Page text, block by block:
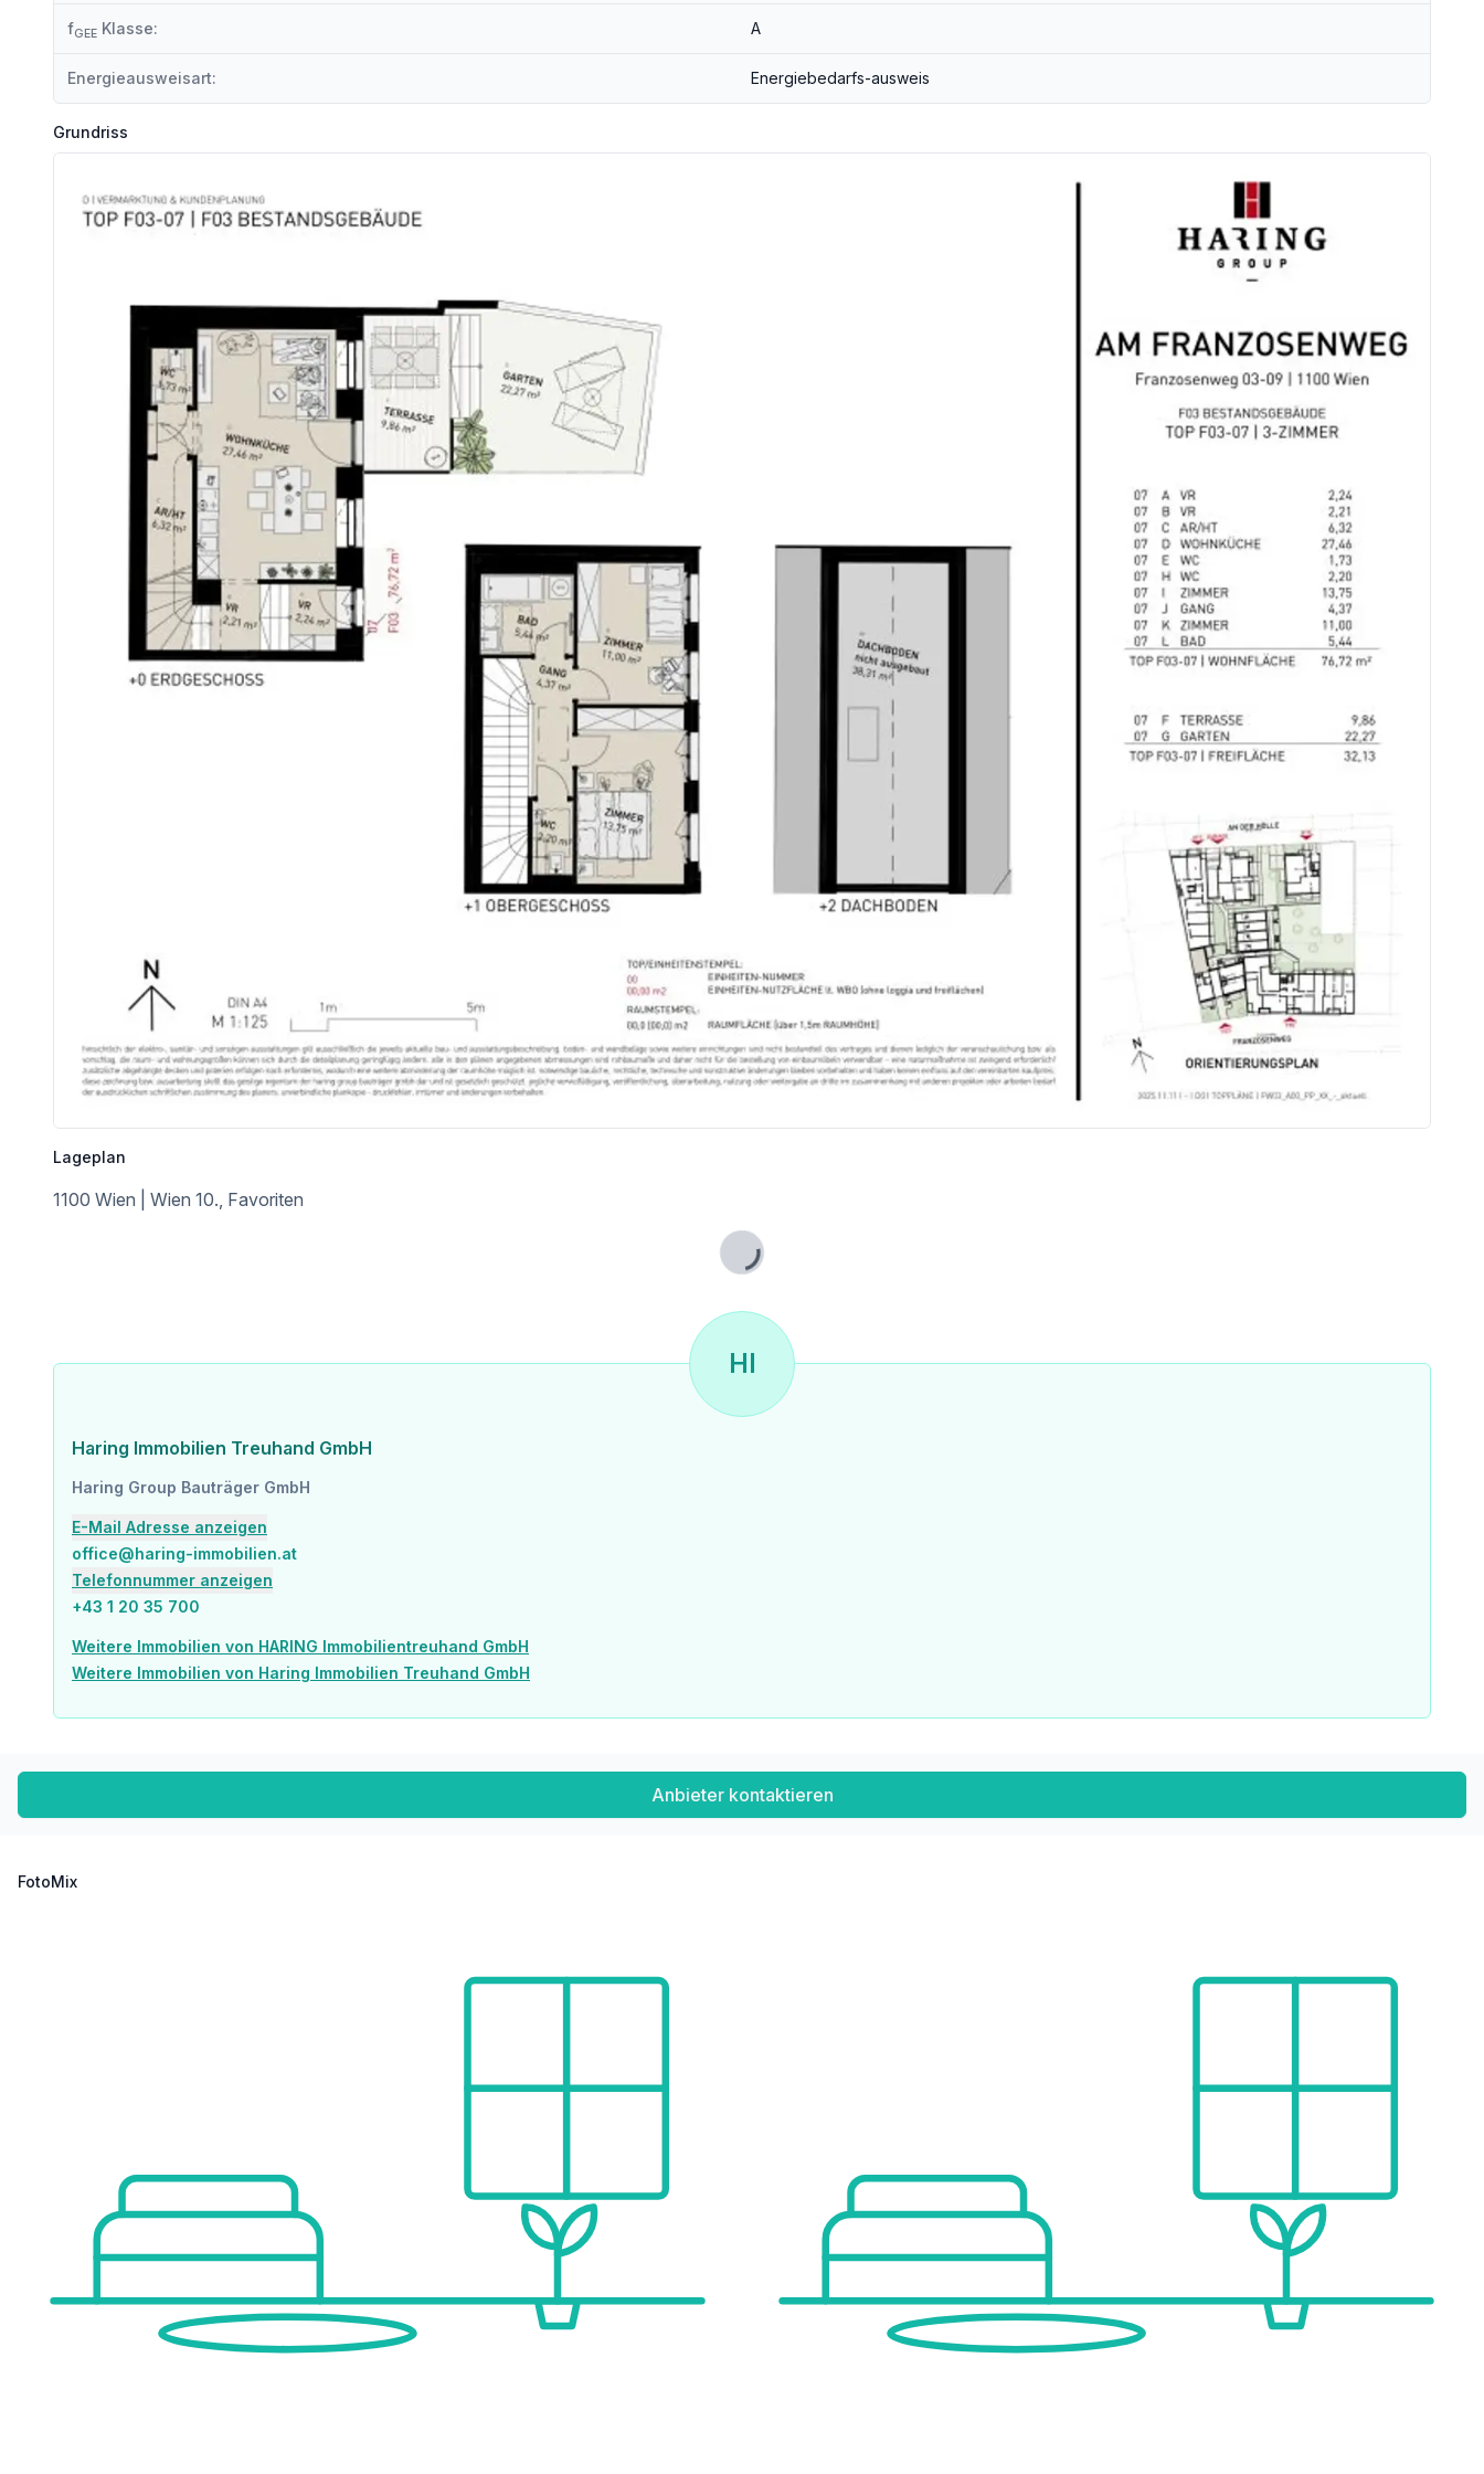
Ihr Vorteil beim Erwerb einer Haring Group Immobilie:
- Provisionsfrei! Alle Eigentumsobjekte werden ohne Provision (3,6% inkl. MwSt.) angeboten!
Der Vermittler ist als Doppelmakler tätig.
Infrastruktur / Entfernungen
Apotheke <150m
Krankenhaus <4.325m
Kinder & Schulen
Schule <1.000m
Kindergarten <200m
Universität <2.050m
Höhere Schule <5.400m
Nahversorgung
U-Bahn <650m
Straßenbahn <2.525m
Bahnhof <625m
Autobahnanschluss <1.425m
Angaben Entfernung Luftlinie / Quelle: OpenStreetMap
fGEE Klasse: A
Energieausweisart: Energiebedarfs-ausweis
Grundriss
Lageplan
1100 Wien | Wien 10., Favoriten
Lade...
HI
Haring Immobilien Treuhand GmbH
Haring Group Bauträger GmbH
E-Mail Adresse anzeigen
office@haring-immobilien.at
Telefonnummer anzeigen
+43 1 20 35 700
Weitere Immobilien von HARING Immobilientreuhand GmbH
Weitere Immobilien von Haring Immobilien Treuhand GmbH
Anbieter kontaktieren
FotoMix